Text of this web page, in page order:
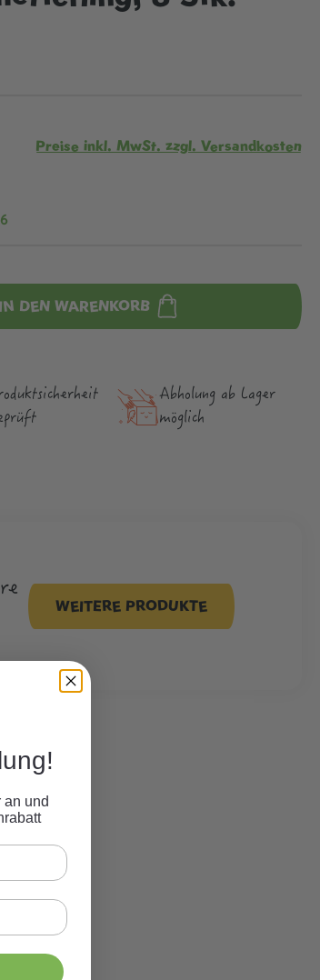
Preise inkl. MwSt. zzgl. Versandkosten
IN DEN WARENKORB
Abholung ab Lager
möglich
WEITERE PRODUKTE
an und